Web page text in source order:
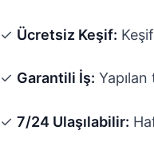
✓ Ücretsiz Keşif:
✓ Garantili İş:
✓7/24 Ulaşılabilir: